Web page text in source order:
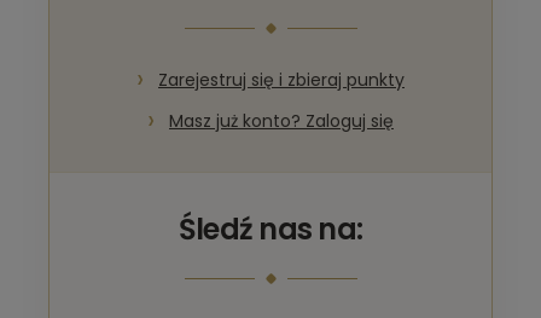
Zarejestruj się i zbieraj punkty
Masz już konto? Zaloguj się
Śledź nas na: